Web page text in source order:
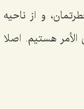
و از ناحیه
هستیم. اصلا